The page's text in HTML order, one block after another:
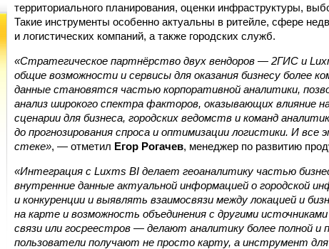
территориального планирования, оценки инфраструктуры,
Такие инструменты особенно актуальны в ритейле, сфере
и логистических компаний, а также городских служб.
«Стратегическое партнёрство двух вендоров — 2ГИС и
общие возможности и сервисы для оказания бизнесу более
данные становятся частью корпоративной аналитики,
анализ широкого спектра факторов, оказывающих влияние
сценарии для бизнеса, городских ведомств и команд
до прогнозирования спроса и оптимизации логистики. И все
стеке», — отметил Егор Рогачев, менеджер по развитию
«Интеграция с Luxms BI делает геоаналитику частью
внутренние данные актуальной информацией о городской
и конкуренции и выявлять взаимосвязи между локацией и
на карте и возможность объединения с другими
связи или госреестров — делают аналитику более полной и
пользователи получают не просто карту, а инструмент